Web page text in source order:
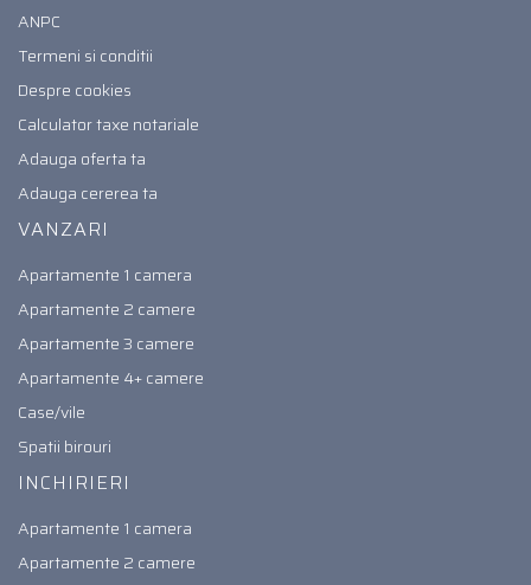
ANPC
Termeni si conditii
Despre cookies
Calculator taxe notariale
Adauga oferta ta
Adauga cererea ta
VANZARI
Apartamente 1 camera
Apartamente 2 camere
Apartamente 3 camere
Apartamente 4+ camere
Case/vile
Spatii birouri
INCHIRIERI
Apartamente 1 camera
Apartamente 2 camere